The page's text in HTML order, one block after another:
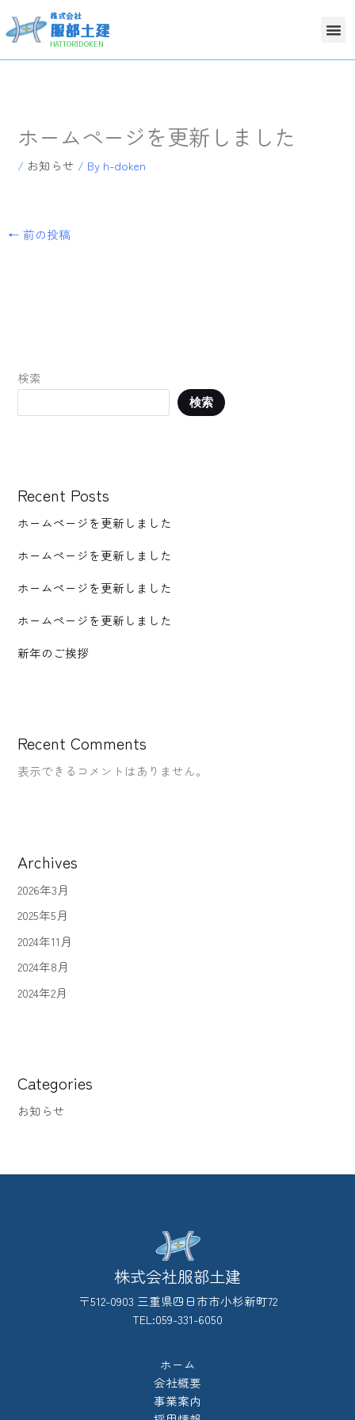
容
ス
株式会社
服部土建
HATTORIDOKEN
ホームページを更新しました
/ お知らせ / By h-doken
← 前の投稿
検索
検索
Recent Posts
ホームページを更新しました
ホームページを更新しました
ホームページを更新しました
ホームページを更新しました
新年のご挨拶
Recent Comments
表示できるコメントはありません。
Archives
2026年3月
2025年5月
2024年11月
2024年8月
2024年2月
Categories
お知らせ
株式会社服部土建
〒512-0903 三重県四日市市小杉新町72
TEL:059-331-6050
ホーム
会社概要
事業案内